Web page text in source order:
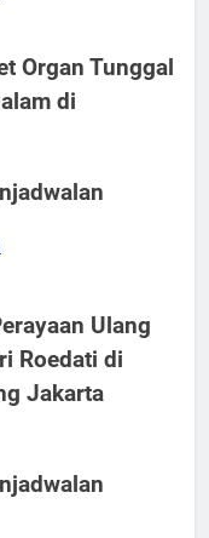
Organ Tunggal
di
Ulang
Roedati di
Jakarta